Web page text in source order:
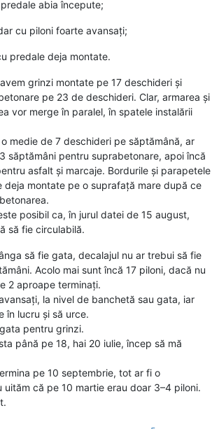
abia începute;
cu piloni foarte avansați;
predale deja montate.
grinzi montate pe 17 deschideri și
pe 23 de deschideri. Clar, armarea și
vor merge în paralel, în spatele instalării
medie de 7 deschideri pe săptămână, ar
săptămâni pentru suprabetonare, apoi încă
asfalt și marcaje. Bordurile și parapetele
deja montate pe o suprafață mare după ce
posibil ca, în jurul datei de 15 august,
să fie circulabilă.
să fie gata, decalajul nu ar trebui să fie
Acolo mai sunt încă 17 piloni, dacă nu
2 aproape terminați.
la nivel de banchetă sau gata, iar
în lucru și să urce.
pentru grinzi.
până pe 18, hai 20 iulie, încep să mă
pe 10 septembrie, tot ar fi o
uităm că pe 10 martie erau doar 3–4 piloni.